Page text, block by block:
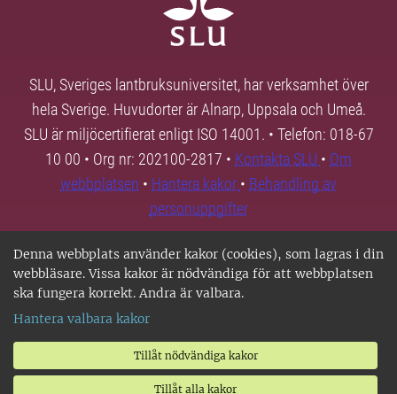
Denna webbplats använder kakor (cookies), som lagras i din
webbläsare. Vissa kakor är nödvändiga för att webbplatsen
ska fungera korrekt. Andra är valbara.
Hantera valbara kakor
Tillåt nödvändiga kakor
Tillåt alla kakor
SLU, Sveriges lantbruksuniversitet, har verksamhet över
hela Sverige. Huvudorter är Alnarp, Uppsala och Umeå.
SLU är miljöcertifierat enligt ISO 14001. • Telefon: 018-67
10 00 • Org nr: 202100-2817 • Kontakta SLU • Om
webbplatsen • Hantera kakor • Behandling av
personuppgifter